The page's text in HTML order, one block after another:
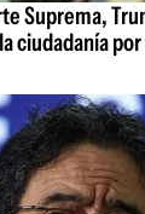
Suprema,
ciudadanía por